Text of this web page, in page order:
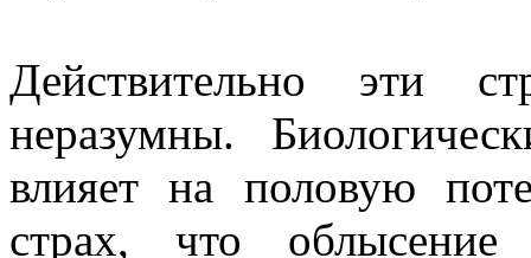
Действительно эти
неразумны.
влияет на половую
страх, что